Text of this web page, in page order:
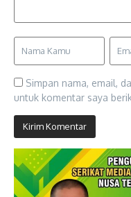
Simpan nama, email,
untuk komentar saya